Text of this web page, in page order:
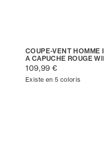
COUPE-VENT HOMME
A CAPUCHE ROUGE
109,99 €
Existe en 5 coloris